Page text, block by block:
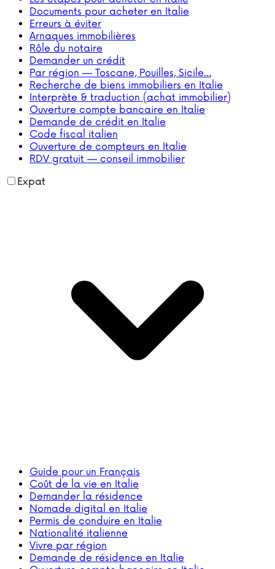
Documents pour acheter en Italie
Erreurs à éviter
Arnaques immobilières
Rôle du notaire
Demander un crédit
Par région — Toscane, Pouilles, Sicile…
Recherche de biens immobiliers en Italie
Interprète & traduction (achat immobilier)
Ouverture compte bancaire en Italie
Demande de crédit en Italie
Code fiscal italien
Ouverture de compteurs en Italie
RDV gratuit — conseil immobilier
Expat
Guide pour un Français
Coût de la vie en Italie
Demander la résidence
Nomade digital en Italie
Permis de conduire en Italie
Nationalité italienne
Vivre par région
Demande de résidence en Italie